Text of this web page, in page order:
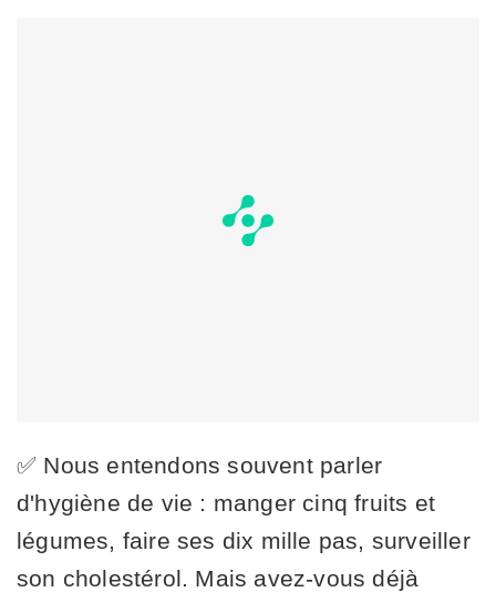
✅ Nous entendons souvent parler
d'hygiène de vie : manger cinq fruits et
légumes, faire ses dix mille pas, surveiller
son cholestérol. Mais avez-vous déjà